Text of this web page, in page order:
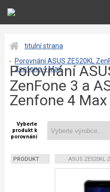
titulní strana
Porovnání ASUS ZE520KL
Zenfone 4 Max
Porovnání
ZenFone 3 a
Zenfone 4 Max
Vyberte
produkt k
porovnání
PRODUKT ASUS ZE520KL